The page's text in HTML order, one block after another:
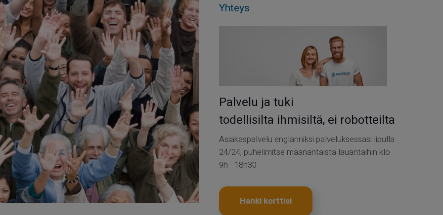
Yhteys
Palvelu ja tuki
todellisilta ihmisiltä, ei robotteilta
Asiakaspalvelu englanniksi palveluksessasi lipulla
24/24, puhelimitse maanantaista lauantaihin klo
9h - 18h30
Hanki korttisi